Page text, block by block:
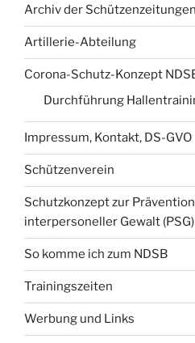
Archiv der Schützenzeitungen
Artillerie-Abteilung
Corona-Schutz-Konzept
Durchführung
Impressum, Kontakt, DS-GVO
Schützenverein
Schutzkonzept zur
interpersoneller Gewalt
So komme ich zum NDSB
Trainingszeiten
Werbung und Links